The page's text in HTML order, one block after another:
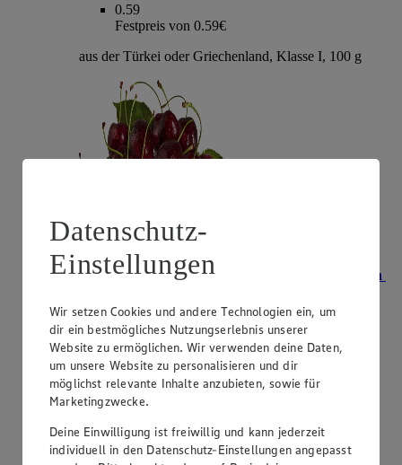
0.59
Festpreis von 0.59€
aus der Türkei oder Griechenland, Klasse I, 100 g
Angebot:Unsere Heimat Bio Bioland-Zwetschgen
2.99
Festpreis von 2.99€
aus Süddeutschland, Klasse II, 500 g, (1 kg = 5,98)
Datenschutz-
Einstellungen
Wir setzen Cookies und andere Technologien ein, um
dir ein bestmögliches Nutzungserlebnis unserer
Website zu ermöglichen. Wir verwenden deine Daten,
um unsere Website zu personalisieren und dir
möglichst relevante Inhalte anzubieten, sowie für
Marketingzwecke.
Deine Einwilligung ist freiwillig und kann jederzeit
individuell in den Datenschutz-Einstellungen angepasst